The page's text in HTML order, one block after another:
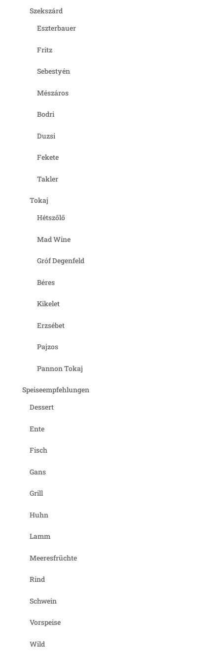
Szekszárd
Eszterbauer
Fritz
Sebestyén
Mészáros
Bodri
Duzsi
Fekete
Takler
Tokaj
Hétszőlő
Mad Wine
Gróf Degenfeld
Béres
Kikelet
Erzsébet
Pajzos
Pannon Tokaj
Speiseempfehlungen
Dessert
Ente
Fisch
Gans
Grill
Huhn
Lamm
Meeresfrüchte
Rind
Schwein
Vorspeise
Wild